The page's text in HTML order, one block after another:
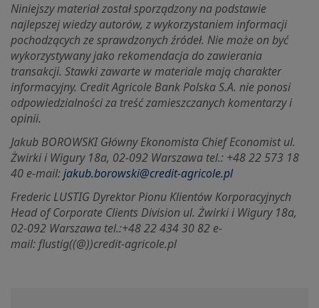
Niniejszy materiał został sporządzony na podstawie
najlepszej wiedzy autorów, z wykorzystaniem informacji
pochodzących ze sprawdzonych źródeł. Nie może on być
wykorzystywany jako rekomendacja do zawierania
transakcji. Stawki zawarte w materiale mają charakter
informacyjny. Credit Agricole Bank Polska S.A. nie ponosi
odpowiedzialności za treść zamieszczanych komentarzy i
opinii.
Jakub BOROWSKI Główny Ekonomista Chief Economist ul.
Żwirki i Wigury 18a, 02-092 Warszawa tel.: +48 22 573 18
40 e-mail:jakub.borowski@credit-agricole.pl
Frederic LUSTIG Dyrektor Pionu Klientów Korporacyjnych
Head of Corporate Clients Division ul. Żwirki i Wigury 18a,
02-092 Warszawa tel.:+48 22 434 30 82 e-
mail:flustig((@))credit-agricole.pl